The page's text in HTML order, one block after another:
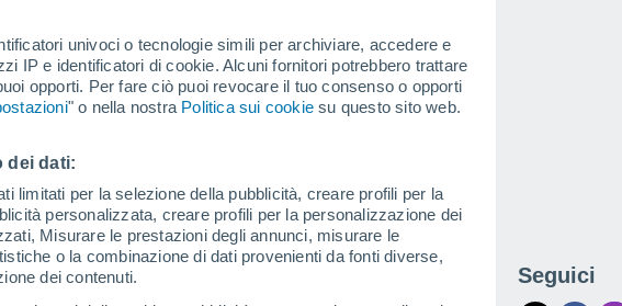
univoci o tecnologie simili per archiviare, accedere e
IP e identificatori di cookie. Alcuni fornitori potrebbero trattare
opporti. Per fare ciò puoi revocare il tuo consenso o opporti
" o nella nostra Politica sui cookie su questo sito web.
dei dati:
limitati per la selezione della pubblicità, creare profili per la
personalizzata, creare profili per la personalizzazione dei
Misurare le prestazioni degli annunci, misurare le
o la combinazione di dati provenienti da fonti diverse,
dei contenuti.
pioggia Satelliti Modelli
12 Ago
Giovedi
13 Ago
Venerdì
14 Ago
Sabato
15 Ago
Seguici